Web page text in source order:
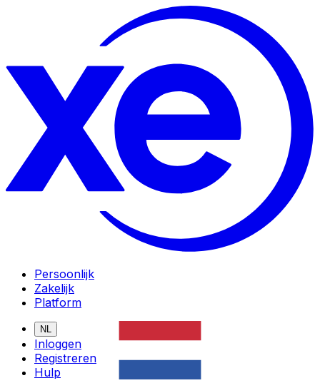
Persoonlijk
Zakelijk
Platform
NL
Inloggen
Registreren
Hulp